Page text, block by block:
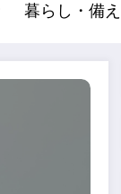
暮らし・備え